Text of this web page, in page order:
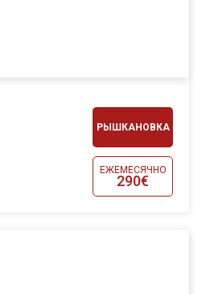
РЫШКАНОВКА
ЕЖЕМЕСЯЧНО
290€